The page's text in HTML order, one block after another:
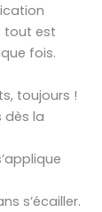
tout est
fois.
toujours !
dès la
s’écailler.